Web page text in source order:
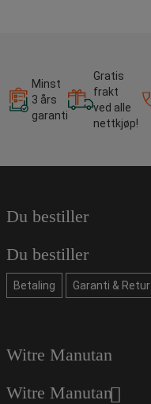
Minst
3 års
garanti
Gratis
frakt
ved alle
nettkjøp!
Du bestiller
Du bestiller
Betaling Garanti & Retur
Witre Manutan
Witre Manutan